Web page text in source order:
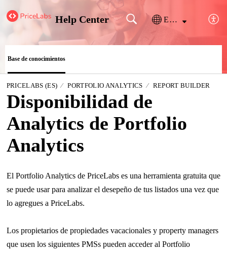
Help Center Español (España)
Base de conocimientos
PRICELABS (ES) PORTFOLIO ANALYTICS REPORT BUILDER
Disponibilidad de
Analytics de Portfolio
Analytics
El Portfolio Analytics de PriceLabs es una herramienta gratuita que
se puede usar para analizar el desepeño de tus listados una vez que
lo agregues a PriceLabs.
Los propietarios de propiedades vacacionales y property managers
que usen los siguientes PMSs pueden acceder al Portfolio